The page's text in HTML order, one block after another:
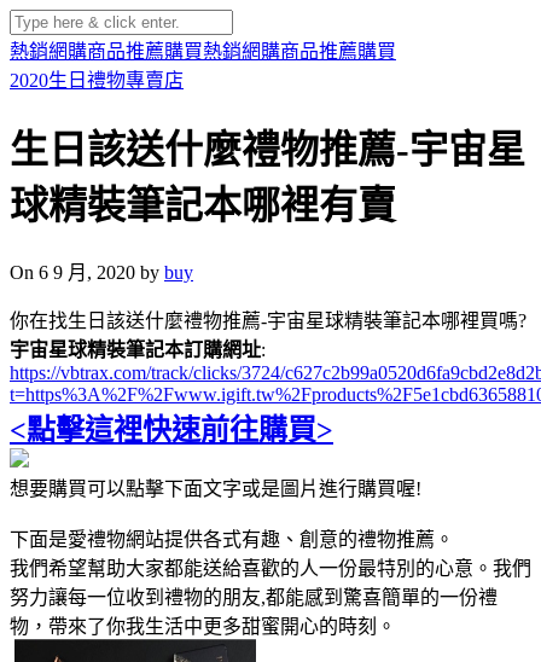
熱銷網購商品推薦購買熱銷網購商品推薦購買
2020生日禮物專賣店
生日該送什麼禮物推薦-宇宙星
球精裝筆記本哪裡有賣
On 6 9 月, 2020 by buy
你在找生日該送什麼禮物推薦-宇宙星球精裝筆記本哪裡買嗎?
宇宙星球精裝筆記本訂購網址:
https://vbtrax.com/track/clicks/3724/
<點擊這裡快速前往購買>
想要購買可以點擊下面文字或是圖片進行購買喔!
下面是愛禮物網站提供各式有趣、創意的禮物推薦。
我們希望幫助大家都能送給喜歡的人一份最特別的心意。我們
努力讓每一位收到禮物的朋友,都能感到驚喜簡單的一份禮
物，帶來了你我生活中更多甜蜜開心的時刻。